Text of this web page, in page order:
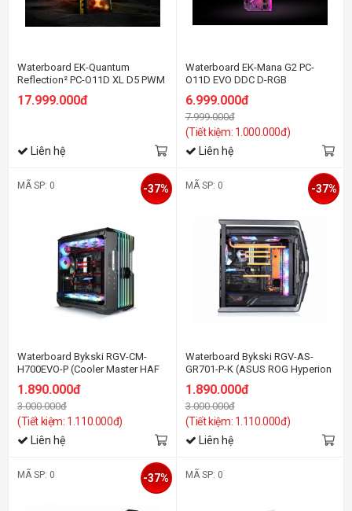
Waterboard EK-Quantum
Reflection² PC-O11D XL D5 PWM
D-RGB - Screen Edition
17.999.000đ
Liên hệ
Waterboard EK-Mana G2 PC-
O11D EVO DDC D-RGB
Distribution Plate
6.999.000đ
7.999.000đ
(Tiết kiệm: 1.000.000đ)
Liên hệ
MÃ SP: 0
Waterboard Bykski RGV-CM-
H700EVO-P (Cooler Master HAF
1.890.000đ
3.000.000đ
(Tiết kiệm: 1.110.000đ)
-37%
Liên hệ
MÃ SP: 0
Waterboard Bykski RGV-AS-
GR701-P-K (ASUS ROG Hyperion
1.890.000đ
3.000.000đ
(Tiết kiệm: 1.110.000đ)
-37%
Liên hệ
MÃ SP: 0 -37% MÃ SP: 0